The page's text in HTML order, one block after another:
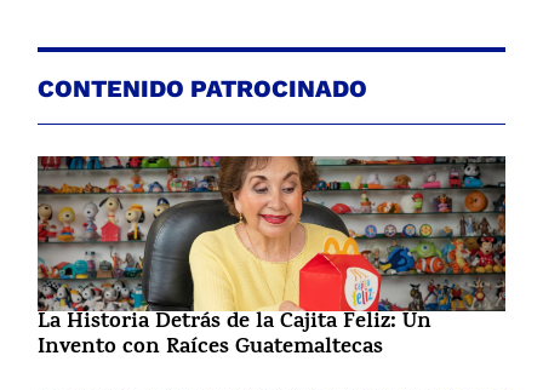
CONTENIDO PATROCINADO
La Historia Detrás de la Cajita Feliz: Un
Invento con Raíces Guatemaltecas